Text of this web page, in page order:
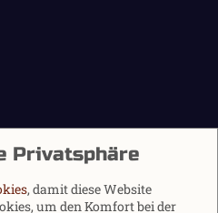
Privatsphäre
, damit diese Website
um den Komfort bei der